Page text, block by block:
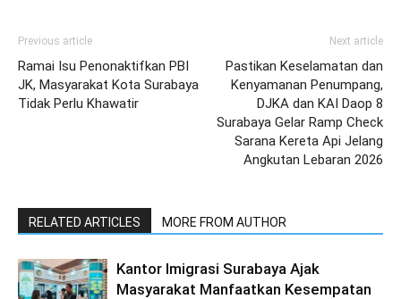
Previous article
Ramai Isu Penonaktifkan PBI
JK, Masyarakat Kota Surabaya
Tidak Perlu Khawatir
Next article
Pastikan Keselamatan dan
Kenyamanan Penumpang,
DJKA dan KAI Daop 8
Surabaya Gelar Ramp Check
Sarana Kereta Api Jelang
Angkutan Lebaran 2026
RELATED ARTICLES MORE FROM AUTHOR
Kantor Imigrasi Surabaya Ajak
Masyarakat Manfaatkan Kesempatan